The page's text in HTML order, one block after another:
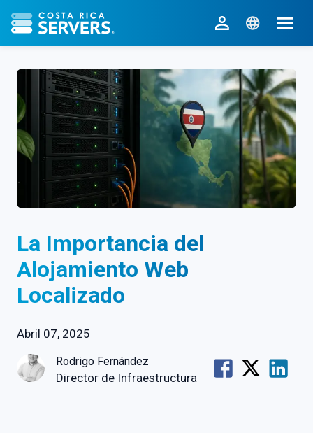
CR Servers inicio
La Importancia del
Alojamiento Web
Localizado
Abril 07, 2025
Rodrigo Fernández
Director de Infraestructura